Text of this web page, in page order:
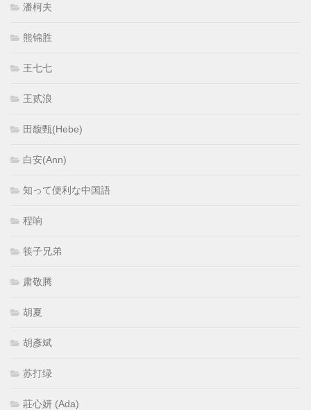
潘柯夫
熊锦胜
王七七
王贰浪
田馥甄(Hebe)
白安(Ann)
知って便利な中国語
程响
筷子兄弟
肃敬腾
胡夏
胡彥斌
苏打绿
莊心妍 (Ada)